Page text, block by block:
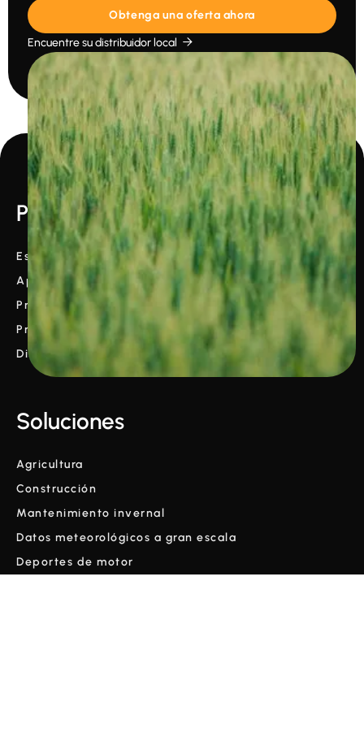
Obtenga una oferta ahora
Encuentre su distribuidor local 
Producto
Estación meteorológica
Aplicación meteorológica
Previsión
Precios
Distribuidores
Soluciones
Agricultura
Construcción
Mantenimiento invernal
Datos meteorológicos a gran escala
Deportes de motor